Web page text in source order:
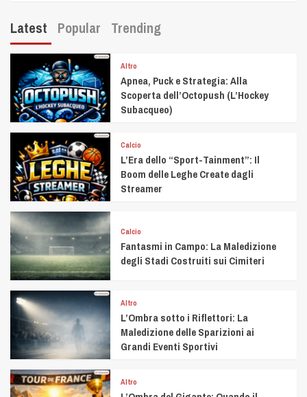
Latest Popular Trending
Altro
Apnea, Puck e Strategia: Alla
Scoperta dell’Octopush (L’Hockey
Subacqueo)
Calcio
L’Era dello “Sport-Tainment”: Il
Boom delle Leghe Create dagli
Streamer
Calcio
Fantasmi in Campo: La Maledizione
degli Stadi Costruiti sui Cimiteri
Altro
L’Ombra sotto i Riflettori: La
Maledizione delle Sparizioni ai
Grandi Eventi Sportivi
Altro